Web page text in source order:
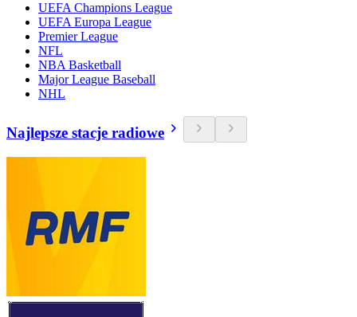
UEFA Champions League
UEFA Europa League
Premier League
NFL
NBA Basketball
Major League Baseball
NHL
Najlepsze stacje radiowe